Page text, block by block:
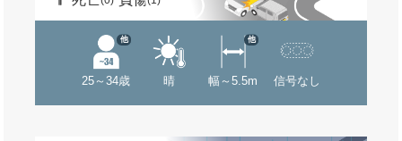
25～34歳
他
晴 幅～5.5m
他
信号なし